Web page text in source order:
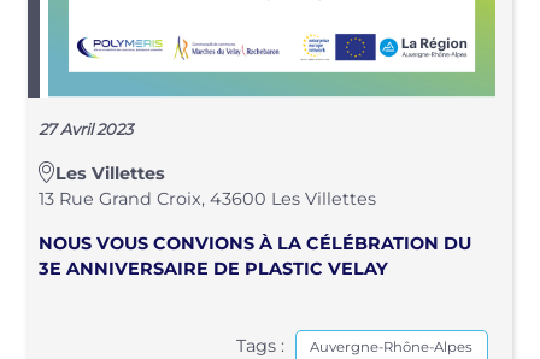
27 Avril 2023
Les Villettes
13 Rue Grand Croix, 43600 Les Villettes
NOUS VOUS CONVIONS À LA CÉLÉBRATION DU
3E ANNIVERSAIRE DE PLASTIC VELAY
Tags : Auvergne-Rhône-Alpes